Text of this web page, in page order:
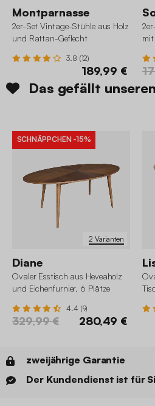
Montparnasse
2er-Set Vintage-Stühle aus Holz
und Rattan-Geflecht
3.8 (12)
189,99 €
Das gefällt
2 Varianten
SCHNÄPPCHEN -15%
Diane
Ovaler Esstisch aus Heveaholz
und Eichenfurnier, 6 Plätze
4.4 (9)
329,99 € 280,49 €
zweijährige Garantie
Der Kundendienst ist für